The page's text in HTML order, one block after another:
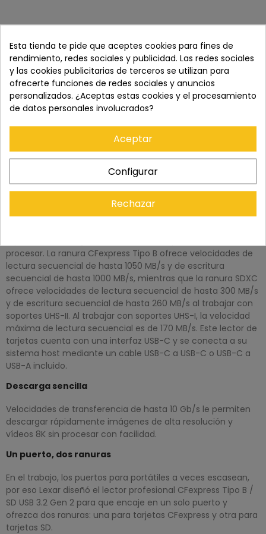
Descripción general del Lexar LRW520U-RNBNG
Descargue datos simultáneamente desde dos tarjetas con
el lector de tarjetas profesional CFexpress Tipo B/SD USB 3.2
Gen 2 de Lexar. Equipado con una ranura dedicada para
tarjetas CFexpress Tipo B y una ranura dedicada para
tarjetas SDXC UHS-II, este lector utiliza el estándar USB-C 3.2
procesar. La ranura CFexpress Tipo B ofrece velocidades de
lectura secuencial de hasta 1050 MB/s y de escritura
secuencial de hasta 1000 MB/s, mientras que la ranura SDXC
ofrece velocidades de lectura secuencial de hasta 300 MB/s
y de escritura secuencial de hasta 260 MB/s al trabajar con
soportes UHS-II. Al trabajar con soportes UHS-I, la velocidad
máxima de lectura secuencial es de 170 MB/s. Este lector de
tarjetas cuenta con una interfaz USB-C y se conecta a su
sistema host mediante un cable USB-C a USB-C o USB-C a
USB-A incluido.
Descarga sencilla
Velocidades de transferencia de hasta 10 Gb/s le permiten
descargar rápidamente imágenes de alta resolución y
vídeos 8K sin procesar con facilidad.
Un puerto, dos ranuras
En el trabajo, los puertos para portátiles a veces escasean,
por eso Lexar diseñó el lector profesional CFexpress Tipo B /
SD USB 3.2 Gen 2 para que encaje en un solo puerto y
ofrezca dos ranuras: una para tarjetas CFexpress y otra para
tarjetas SD.
Esta tienda te pide que aceptes cookies para fines de
rendimiento, redes sociales y publicidad. Las redes sociales
y las cookies publicitarias de terceros se utilizan para
ofrecerte funciones de redes sociales y anuncios
personalizados. ¿Aceptas estas cookies y el procesamiento
de datos personales involucrados?
Aceptar
Configurar
Rechazar